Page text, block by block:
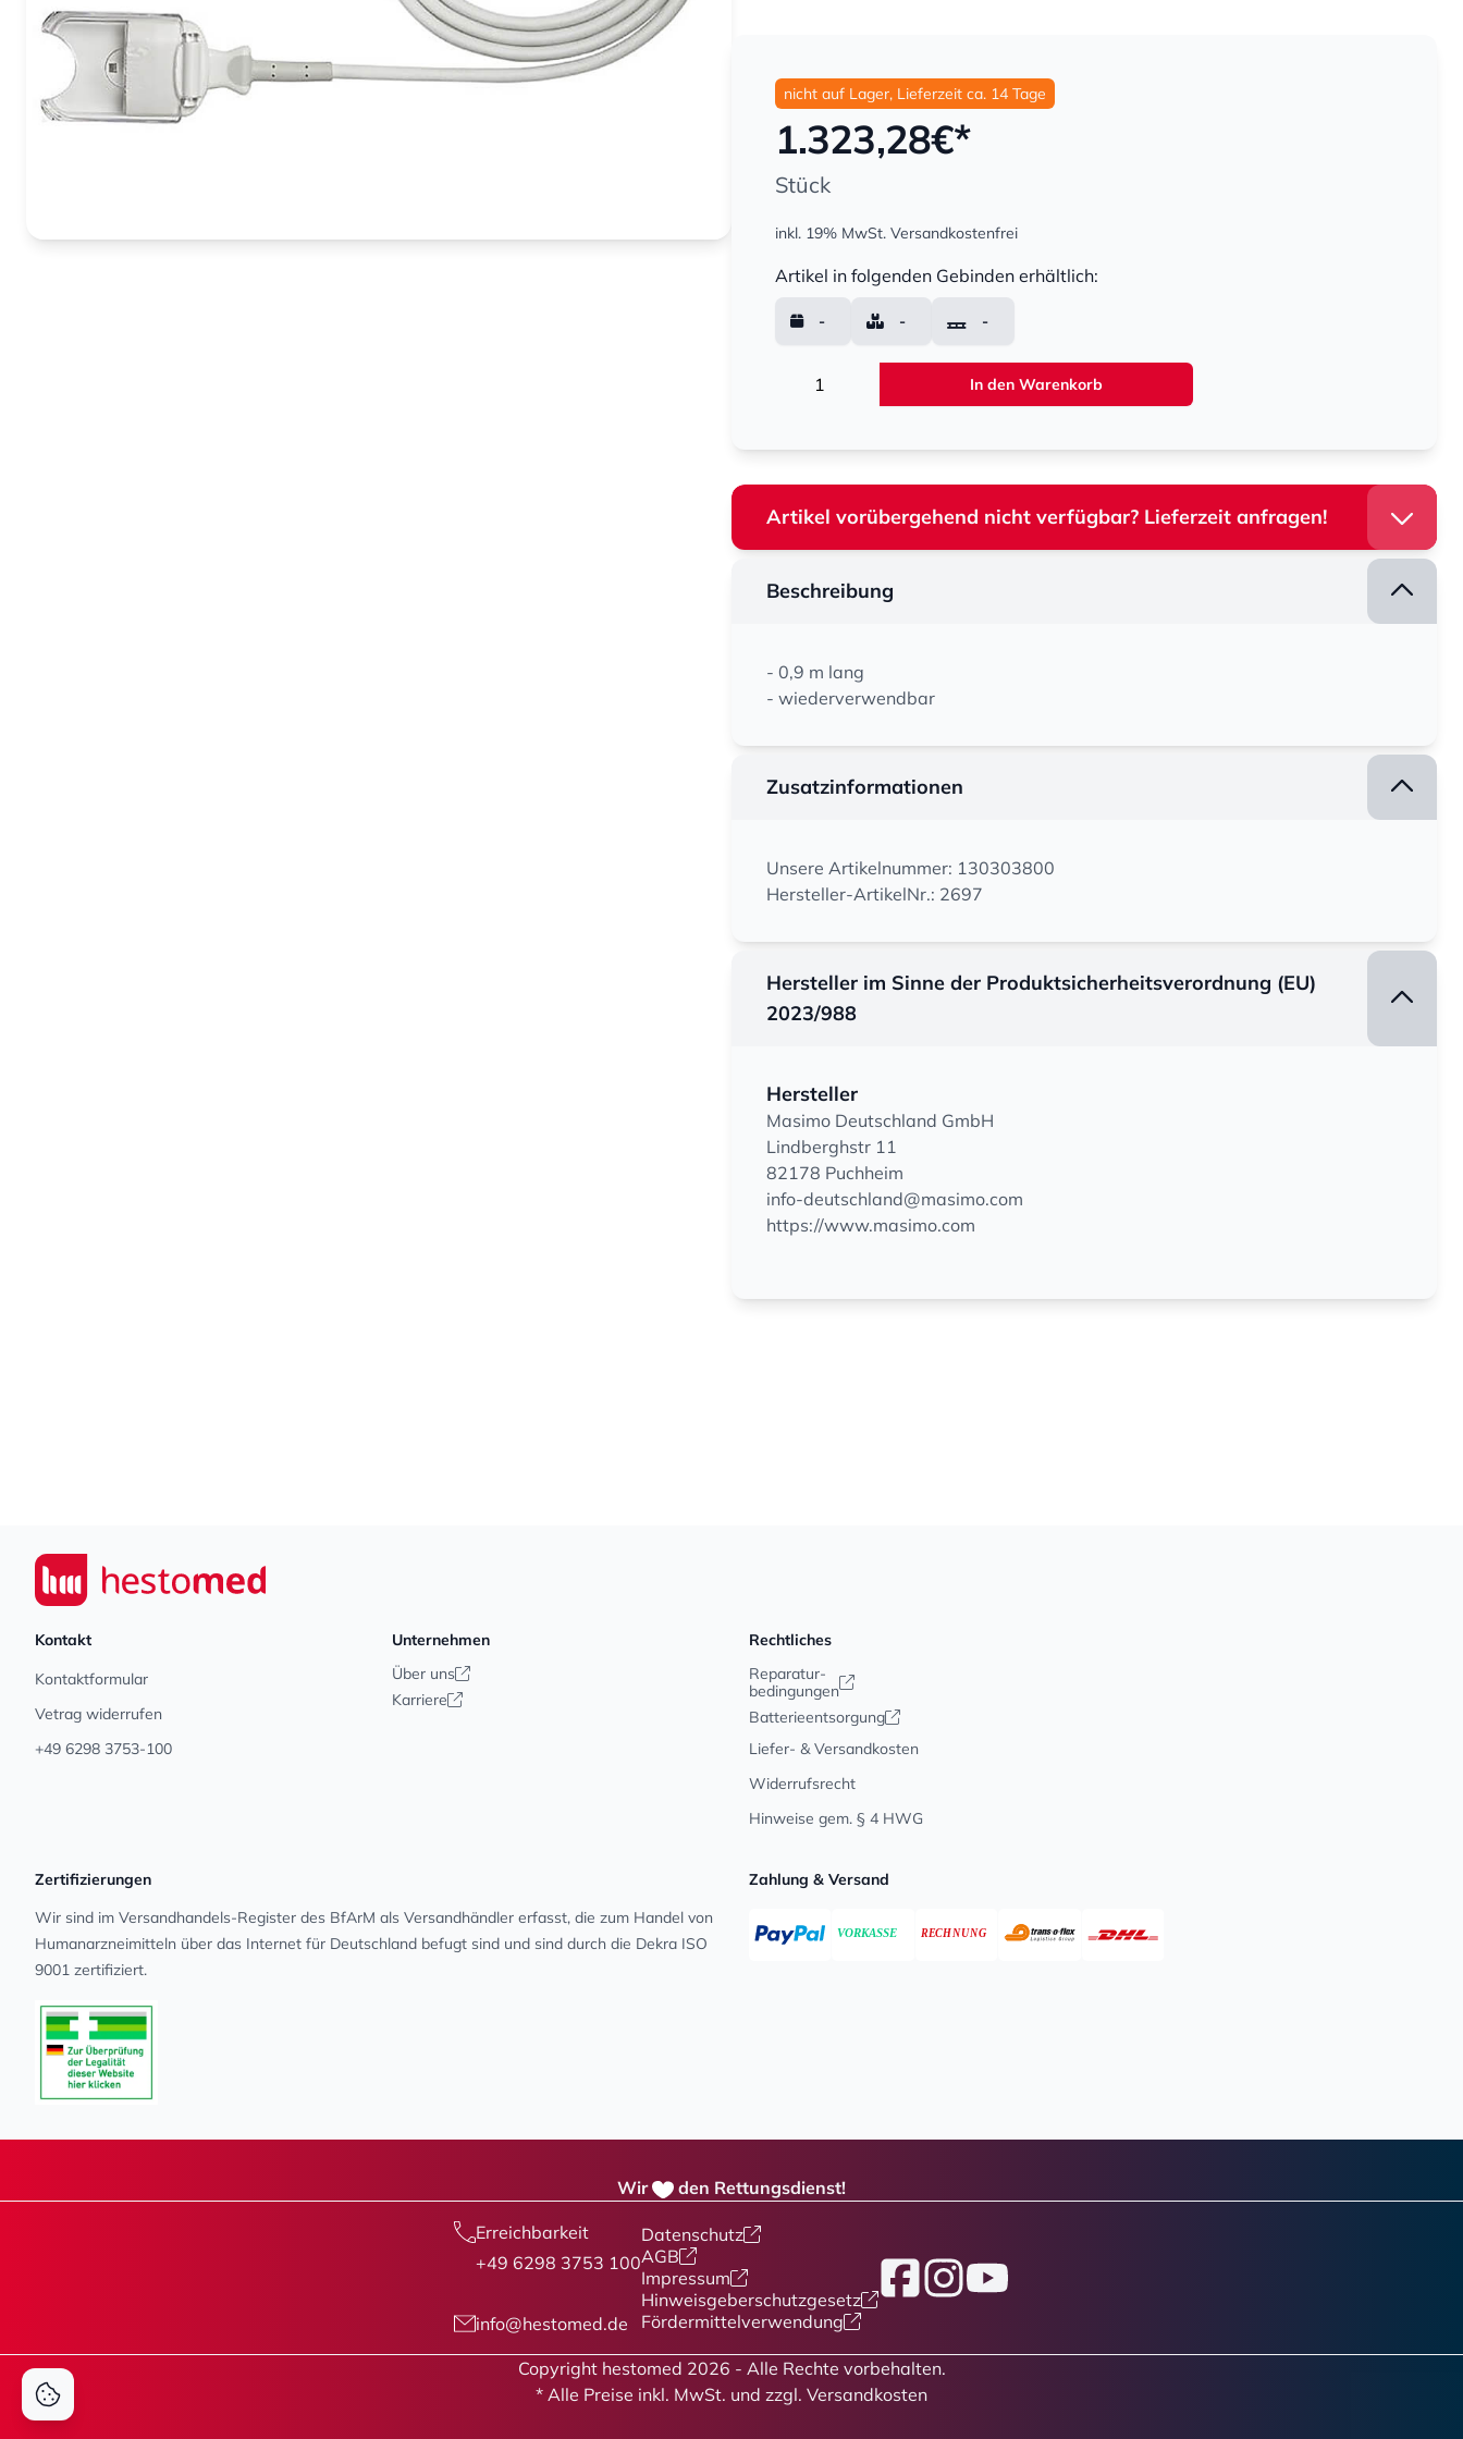
nicht auf Lager, Lieferzeit ca. 14 Tage
1.323,28€*
Stück
inkl. 19% MwSt. Versandkostenfrei
Artikel in folgenden Gebinden erhältlich:
- - -
In den Warenkorb
Artikel vorübergehend nicht verfügbar? Lieferzeit anfragen!
Beschreibung
- 0,9 m lang
- wiederverwendbar
Zusatzinformationen
Unsere Artikelnummer: 130303800
Hersteller-ArtikelNr.: 2697
Hersteller im Sinne der Produktsicherheitsverordnung (EU)
2023/988
Hersteller
Masimo Deutschland GmbH
Lindberghstr 11
82178 Puchheim
info-deutschland@masimo.com
https://www.masimo.com
Seiwert GmbH
Kontakt
Kontaktformular
Vetrag widerrufen
+49 6298 3753-100
Unternehmen
Über uns
Karriere
Rechtliches
Reparatur-
bedingungen
Batterieentsorgung
Liefer- & Versandkosten
Widerrufsrecht
Hinweise gem. § 4 HWG
Zertifizierungen
Wir sind im Versandhandels-Register des BfArM als Versandhändler erfasst, die zum Handel von
Human­arz­nei­mit­teln über das Internet für Deutschland befugt sind und sind durch die Dekra ISO
9001 zertifiziert.
Zahlung & Versand
Wir den Rettungsdienst!
Erreichbarkeit
+49 6298 3753 100
info@hestomed.de
Datenschutz
AGB
Impressum
Hinweisgeberschutzgesetz
Fördermittelverwendung
FacebookInstagram
YouTube
Copyright hestomed 2026 - Alle Rechte vorbehalten.
* Alle Preise inkl. MwSt. und zzgl. Versandkosten